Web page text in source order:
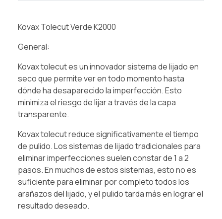
Kovax Tolecut Verde K2000
General:
Kovax tolecut es un innovador sistema de lijado en
seco que permite ver en todo momento hasta
dónde ha desaparecido la imperfección. Esto
minimiza el riesgo de lijar a través de la capa
transparente.
Kovax tolecut reduce significativamente el tiempo
de pulido. Los sistemas de lijado tradicionales para
eliminar imperfecciones suelen constar de 1 a 2
pasos. En muchos de estos sistemas, esto no es
suficiente para eliminar por completo todos los
arañazos del lijado, y el pulido tarda más en lograr el
resultado deseado.